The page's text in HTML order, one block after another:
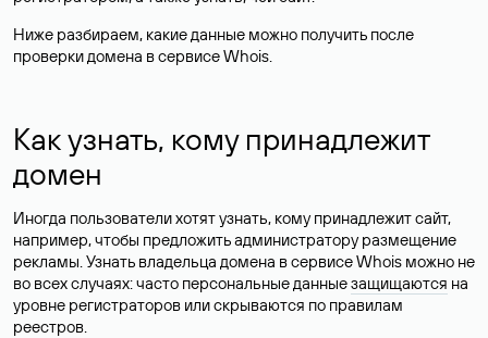
Ниже разбираем, какие данные можно получить после
проверки домена в сервисе Whois.
Как узнать, кому принадлежит
домен
Иногда пользователи хотят узнать, кому принадлежит сайт,
например, чтобы предложить администратору размещение
рекламы. Узнать владельца домена в сервисе Whois можно не
во всех случаях: часто персональные данныезащищаются на
уровне регистраторов или скрываются по правилам
реестров.